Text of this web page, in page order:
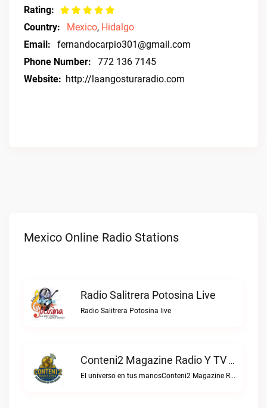
Rating:
Country:
Mexico, Hidalgo
Email:
fernandocarpio301@gmail.com
Phone Number:
772 136 7145
Website: http://laangosturaradio.com
Mexico Online Radio Stations
Radio Salitrera Potosina Live
Radio Salitrera Potosina live
Conteni2 Magazine Radio Y TV Digital Live
El universo en tus manosConteni2 Magazine Radio y TV Digital live